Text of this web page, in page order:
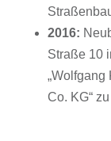
2016:
Straße 10
„Wolfgang
Co. KG“ zu